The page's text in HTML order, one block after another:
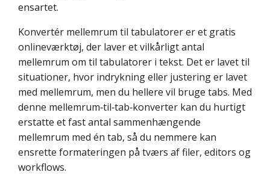
ensartet.
Konvertér mellemrum til tabulatorer er et gratis
onlineværktøj, der laver et vilkårligt antal
mellemrum om til tabulatorer i tekst. Det er lavet til
situationer, hvor indrykning eller justering er lavet
med mellemrum, men du hellere vil bruge tabs. Med
denne mellemrum‑til‑tab‑konverter kan du hurtigt
erstatte et fast antal sammenhængende
mellemrum med én tab, så du nemmere kan
ensrette formateringen på tværs af filer, editors og
workflows.